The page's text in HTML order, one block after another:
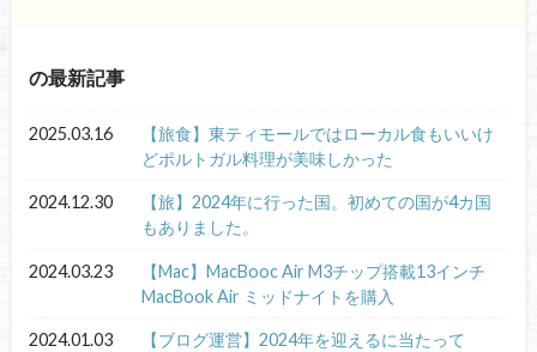
の最新記事
2025.03.16
【旅食】東ティモールではローカル食もいいけ
どポルトガル料理が美味しかった
2024.12.30
【旅】2024年に行った国。初めての国が4カ国
もありました。
2024.03.23
【Mac】MacBooc Air M3チップ搭載13インチ
MacBook Air ミッドナイトを購入
2024.01.03 【ブログ運営】2024年を迎えるに当たって